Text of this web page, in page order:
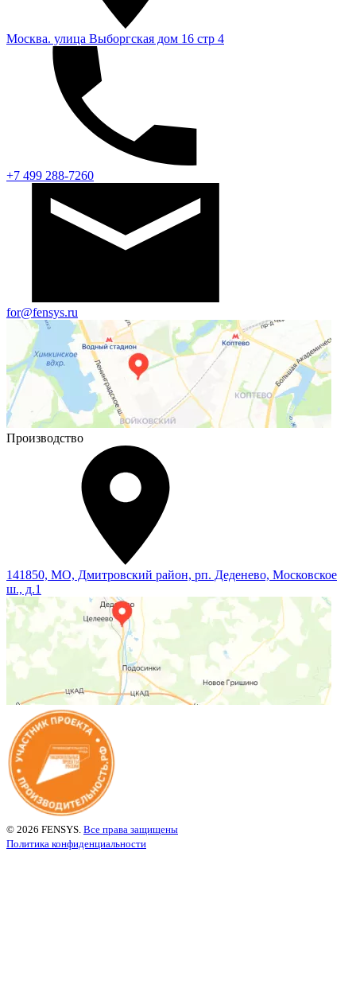
Москва. улица Выборгская дом 16 стр 4
+7 499 288-7260
for@fensys.ru
Производство
141850, МО, Дмитровский район, рп. Деденево, Московское
ш., д.1
© 2026 FENSYS. Все права защищены
Политика конфиденциальности